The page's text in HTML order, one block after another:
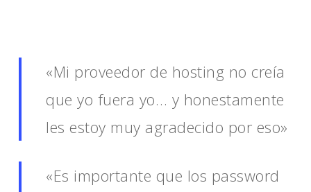
«Mi proveedor de hosting no creía
que yo fuera yo… y honestamente
les estoy muy agradecido por eso»
«Es importante que los password